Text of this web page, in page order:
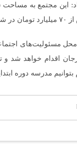
محل مسئولیت‌های
مدرسه دوره